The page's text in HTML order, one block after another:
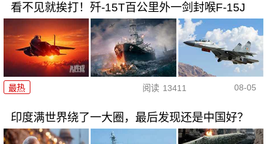
看不见就挨打！歼-15T百公里外一剑封喉F-15J
最热 阅读 13411 08-05
印度满世界绕了一大圈，最后发现还是中国好？